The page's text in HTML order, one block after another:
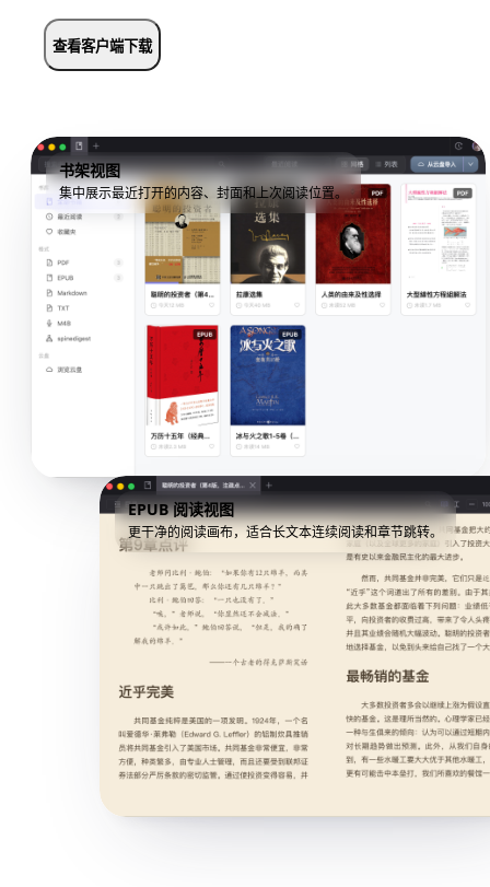
查看客户端下载
书架视图
集中展示最近打开的内容、封面和上次阅读位置。
EPUB 阅读视图
更干净的阅读画布，适合长文本连续阅读和章节跳转。